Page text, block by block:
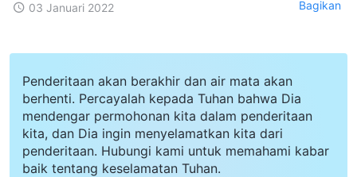
03 Januari 2022 Bagikan
Penderitaan akan berakhir dan air mata akan
berhenti. Percayalah kepada Tuhan bahwa Dia
mendengar permohonan kita dalam penderitaan
kita, dan Dia ingin menyelamatkan kita dari
penderitaan. Hubungi kami untuk memahami kabar
baik tentang keselamatan Tuhan.